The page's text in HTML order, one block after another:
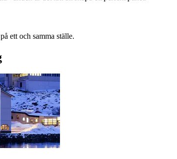
ett och samma ställe.